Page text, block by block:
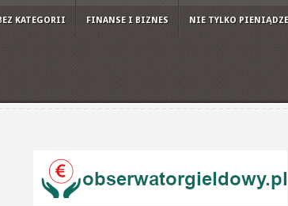
KATEGORII FINANSE I BIZNES NIE TYLKO PIENIĄDZE